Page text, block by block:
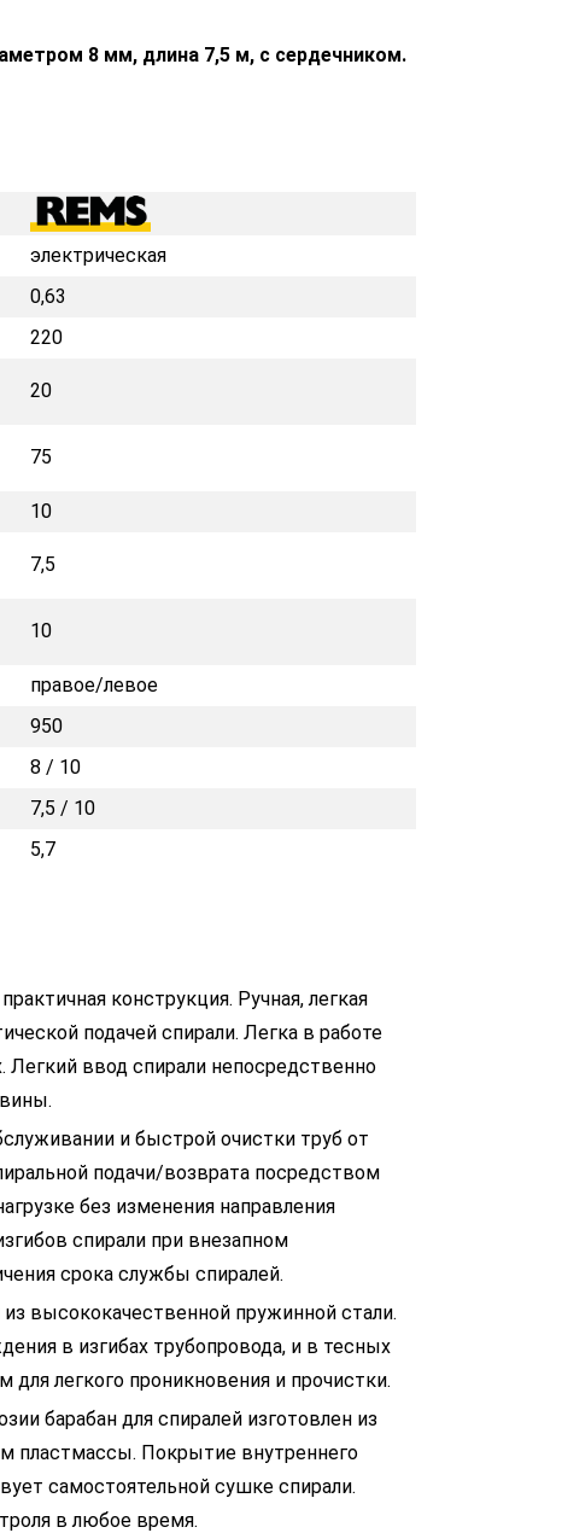
8 мм, длина 7,5 м, с сердечником.
электрическая
0,63
220
20
75
10
7,5
10
правое/левое
950
8 / 10
7,5 / 10
5,7
конструкция. Ручная, легкая
подачей спирали. Легка в работе
Легкий ввод спирали непосредственно
и быстрой очистки труб от
подачи/возврата посредством
без изменения направления
спирали при внезапном
срока службы спиралей.
высококачественной пружинной стали.
в изгибах трубопровода, и в тесных
для легкого проникновения и прочистки.
барабан для спиралей изготовлен из
пластмассы. Покрытие внутреннего
самостоятельной сушке спирали.
в любое время.